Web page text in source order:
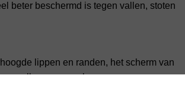
beter beschermd is tegen vallen, stoten
lippen en randen, het scherm van
elke vorm van krassen.